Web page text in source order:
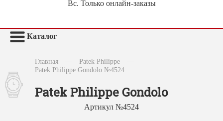
Вс. Только онлайн-заказы
Каталог
Главная — Patek Philippe
—
Patek Philippe Gondolo №4524
Patek Philippe Gondolo
Артикул №4524